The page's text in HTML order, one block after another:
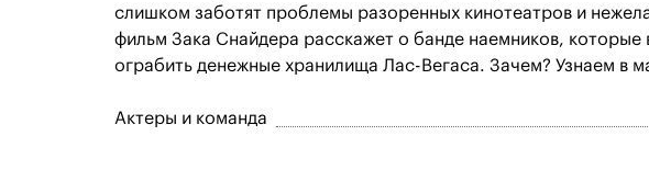
слишком заботят проблемы разоренных кинотеатров и
фильм Зака Снайдера расскажет о банде наемников,
ограбить денежные хранилища Лас-Вегаса. Зачем? Узнаем в
Актеры и команда